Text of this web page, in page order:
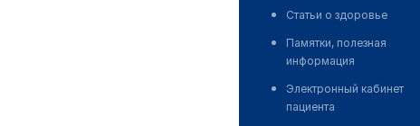
Статьи о здоровье
Памятки, полезная
информация
Электронный кабинет
пациента